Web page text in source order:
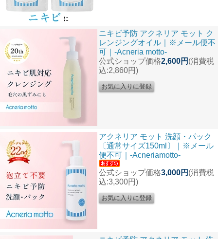
ニキビ予防 アクネリア モット ク
レンジングオイル｜※メール便不
可｜-Acneria motto-
公式ショップ価格2,600円 (消費税
込:2,860円)
アクネリア モット 洗顔・パック
〔通常サイズ150ml〕｜※メール
便不可｜-Acneriamotto-
公式ショップ価格3,000円 (消費税
込:3,300円)